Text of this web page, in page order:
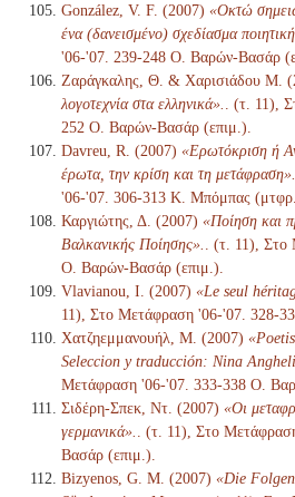
González, V. F. (2007) «Οκτώ
ένα (δανεισμένο) σχεδίασμα
'06-'07. 239-248 Ο. Βαρών-Βασάρ
Ζαράγκαλης, Θ. & Χαρισιάδου Μ.
λογοτεχνία στα ελληνικά».
. (τ. 11),
252 Ο. Βαρών-Βασάρ (επιμ.).
Davreu, R. (2007) «Ερωτόκριση ή
έρωτα, την κρίση και τη μετάφραση».
'06-'07. 306-313 Κ. Μπόμπας
Καργιώτης, Δ. (2007) «Ποίηση και
Βαλκανικής Ποίησης».
. (τ. 11),
Ο. Βαρών-Βασάρ (επιμ.).
Vlavianou, I. (2007) «Le seul
11), Στο Μετάφραση '06-'07. 328-
Χατζηεμμανουήλ, Μ. (2007)
Seleccion y traducción: Nina
Μετάφραση '06-'07. 333-338 Ο.
Σιδέρη-Σπεκ, Ντ. (2007) «Οι
γερμανικά».
. (τ. 11), Στο
Βασάρ (επιμ.).
Bizyenos, G. M. (2007) «Die